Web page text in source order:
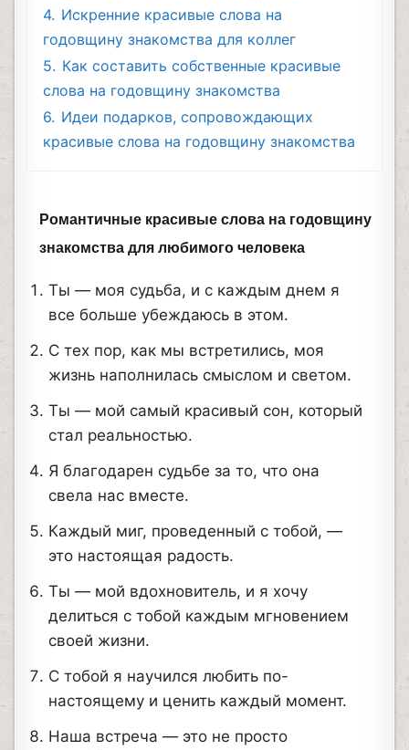
4. Искренние красивые слова на
годовщину знакомства для коллег
5. Как составить собственные красивые
слова на годовщину знакомства
6. Идеи подарков, сопровождающих
красивые слова на годовщину знакомства
Романтичные красивые слова на годовщину
знакомства для любимого человека
Ты — моя судьба, и с каждым днем я
все больше убеждаюсь в этом.
С тех пор, как мы встретились, моя
жизнь наполнилась смыслом и светом.
Ты — мой самый красивый сон, который
стал реальностью.
Я благодарен судьбе за то, что она
свела нас вместе.
Каждый миг, проведенный с тобой, —
это настоящая радость.
Ты — мой вдохновитель, и я хочу
делиться с тобой каждым мгновением
своей жизни.
С тобой я научился любить по-
настоящему и ценить каждый момент.
Наша встреча — это не просто